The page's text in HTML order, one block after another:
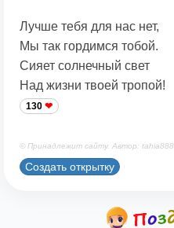
Лучше тебя для нас нет,
Мы так гордимся тобой.
Сияет солнечный свет
Над жизни твоей тропой!
130
© Принадлежит сайту. Автор: tahia888
Создать открытку